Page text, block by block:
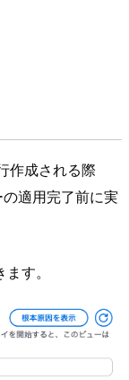
作成される際
適用完了前に実
す。